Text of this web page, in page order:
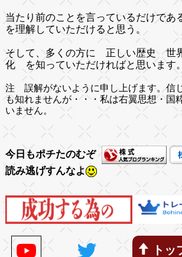
当たり前のことを言っているだけであ
を理解していただけると思う。
そして、多くの方に 正しい歴史 世
化 を知っていただければと思います。
注 誤解がないように申し上げます。信
も知れませんが・・・私は右翼思想・国
いません。
今日もポチたのむぞ
読み逃げすんなよ
トッ